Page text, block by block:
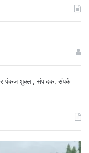
पंकज शुक्ला, संपादक, संपर्क